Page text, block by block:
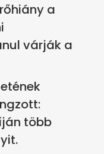
a
várják a
több